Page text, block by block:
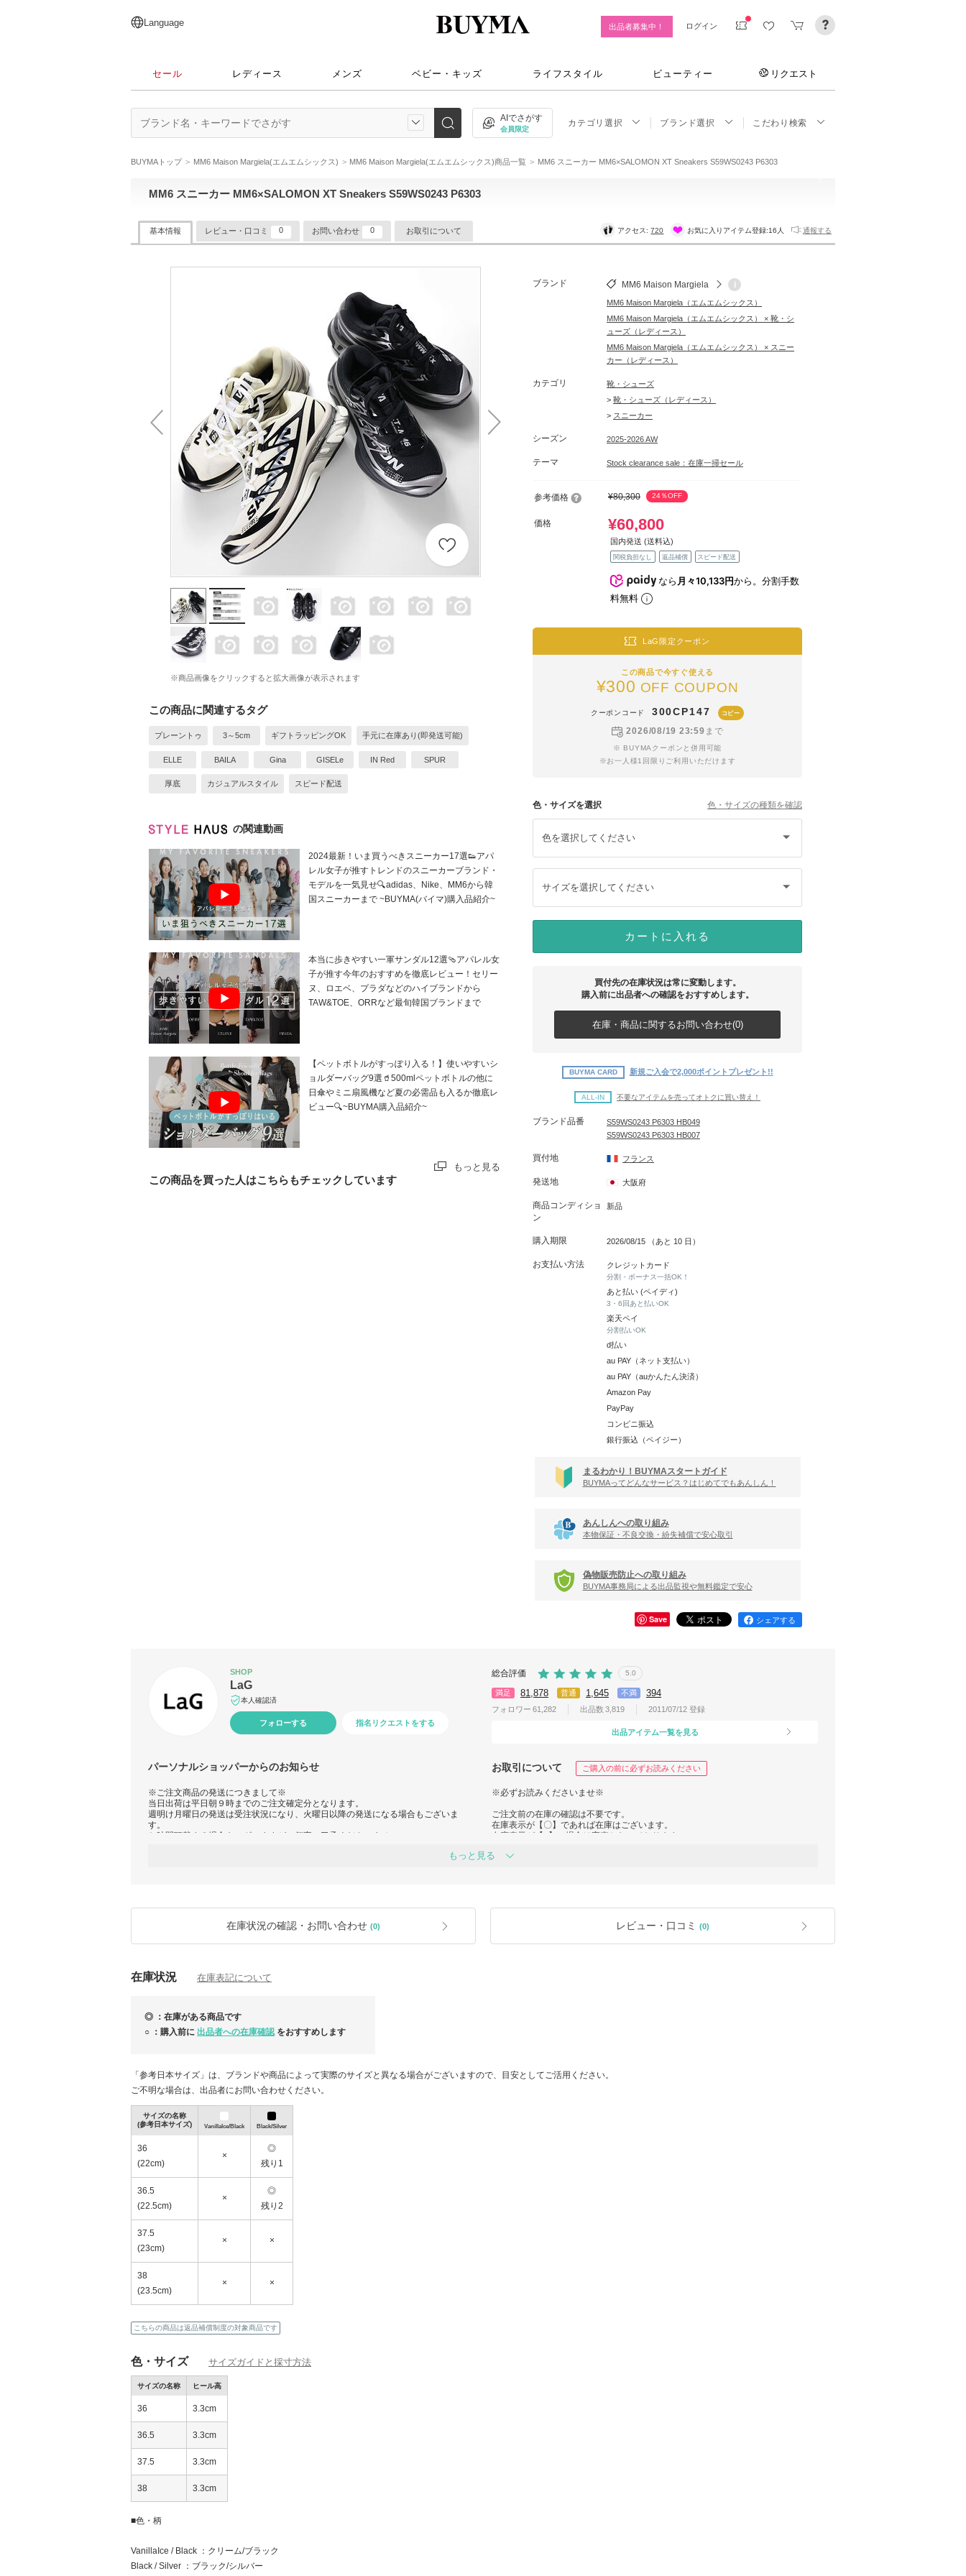
日本語
English
简体中文
繁體中文
Language 出品者募集中！ ログイン
セール レディース メンズ ベビー・キッズ ライフスタイル ビューティー リクエスト
AIでさがす
会員限定
カテゴリ選択 ブランド選択 こだわり検索
BUYMAトップ MM6 Maison Margiela(エムエムシックス) MM6 Maison Margiela(エムエムシックス)商品一覧 MM6 スニーカー MM6×SALOMON XT Sneakers S59WS0243 P6303
MM6 スニーカー MM6×SALOMON XT Sneakers S59WS0243 P6303
基本情報 レビュー・口コミ 0 お問い合わせ 0 お取引について アクセス:720 お気に入りアイテム登録:16人 通報する
※商品画像をクリックすると拡大画像が表示されます
この商品に関連するタグ
プレーントゥ 3～5cm ギフトラッピングOK 手元に在庫あり(即発送可能)
ELLE BAILA Gina GISELe IN Red SPUR
厚底 カジュアルスタイル スピード配送
の関連動画
2024最新！いま買うべきスニーカー17選👟アパ
レル女子が推すトレンドのスニーカーブランド・
モデルを一気見せ🔍adidas、Nike、MM6から韓
国スニーカーまで ~BUYMA(バイマ)購入品紹介~
本当に歩きやすい一軍サンダル12選🩴アパレル女
子が推す今年のおすすめを徹底レビュー！セリー
ヌ、ロエベ、プラダなどのハイブランドから
TAW&TOE、ORRなど最旬韓国ブランドまで
【ペットボトルがすっぽり入る！】使いやすいシ
ョルダーバッグ9選🥤500mlペットボトルの他に
日傘やミニ扇風機など夏の必需品も入るか徹底レ
ビュー🔍~BUYMA購入品紹介~
もっと見る
この商品を買った人はこちらもチェックしています
ブランド MM6 Maison Margiela i
MM6 Maison Margiela（エムエムシックス）
MM6 Maison Margiela（エムエムシックス） × 靴・シ
ューズ（レディース）
MM6 Maison Margiela（エムエムシックス） × スニー
カー（レディース）
カテゴリ
靴・シューズ
> 靴・シューズ（レディース）
> スニーカー
シーズン 2025-2026 AW
テーマ Stock clearance sale：在庫一掃セール
参考価格 ¥80,300 24％OFF
価格 ¥60,800
国内発送 (送料込)
関税負担なし 返品補償 スピード配送
なら月々10,133円から。分割手数
料無料
LaG限定クーポン
この商品で今すぐ使える
¥300 OFF COUPON
クーポンコード 300CP147 コピー
2026/08/19 23:59 まで
※ BUYMAクーポンと併用可能
※お一人様1回限りご利用いただけます
色・サイズを選択 色・サイズの種類を確認
色を選択してください
サイズを選択してください
カートに入れる
買付先の在庫状況は常に変動します。
購入前に出品者への確認をおすすめします。
在庫・商品に関するお問い合わせ(0)
BUYMA CARD 新規ご入会で2,000ポイントプレゼント!!
ALL-IN 不要なアイテムを売ってオトクに買い替え！
ブランド品番
S59WS0243 P6303 HB049
S59WS0243 P6303 HB007
買付地 フランス
発送地 大阪府
商品コンディショ
ン
新品
購入期限 2026/08/15 （あと 10 日）
お支払い方法 クレジットカード
分割・ボーナス一括OK！
あと払い (ペイディ)
3・6回あと払いOK
楽天ペイ
分割払いOK
d払い
au PAY（ネット支払い）
au PAY（auかんたん決済）
Amazon Pay
PayPay
コンビニ振込
銀行振込（ペイジー）
まるわかり！BUYMAスタートガイド
BUYMAってどんなサービス？はじめてでもあんしん！
あんしんへの取り組み
本物保証・不良交換・紛失補償で安心取引
偽物販売防止への取り組み
BUYMA事務局による出品監視や無料鑑定で安心
Save シェアする
SHOP
LaG
本人確認済
フォローする 指名リクエストをする
総合評価 5.0
満足 81,878 普通 1,645 不満 394
フォロワー 61,282 出品数 3,819 2011/07/12 登録
出品アイテム一覧を見る
パーソナルショッパーからのお知らせ お取引について ご購入の前に必ずお読みください
※ご注文商品の発送につきまして※
当日出荷は平日朝９時までのご注文確定分となります。
週明け月曜日の発送は受注状況になり、火曜日以降の発送になる場合もございま
す。
お時間頂戴する場合もございますが、何卒ご了承くださいませ。
在庫についてはご連絡不要でご注文いただけます。
必ずラッピングをご注文いただきますようお願い申し上げます。
※必ずお読みくださいませ※
ご注文前の在庫の確認は不要です。
在庫表示が【〇】であれば在庫はございます。
在庫表示が【×】の場合は完売となっております。
お時間頂戴する場合もございますが、何卒ご了承くださいませ。
当店は少しでもお得にお客様に商品ご提供できますようラッピングのご対応は致し
人気ブランドMAX59％ＯＦＦ｜SECRETSALE
もっと見る
在庫状況の確認・お問い合わせ (0) レビュー・口コミ (0)
在庫状況 在庫表記について
◎ ：在庫がある商品です
○ ：購入前に 出品者への在庫確認 をおすすめします
「参考日本サイズ」は、ブランドや商品によって実際のサイズと異なる場合がございますので、目安としてご活用ください。
ご不明な場合は、出品者にお問い合わせください。
サイズの名称
(参考日本サイズ)
VanillaIce/Black Black/Silver
36
(22cm)
×
◎
残り1
36.5
(22.5cm)
×
◎
残り2
37.5
(23cm)
× ×
38
(23.5cm)
× ×
こちらの商品は返品補償制度の対象商品です
色・サイズ サイズガイドと採寸方法
サイズの名称 ヒール高
36 3.3cm
36.5 3.3cm
37.5 3.3cm
38 3.3cm
■色・柄
VanillaIce / Black ：クリーム/ブラック
Black / Silver ：ブラック/シルバー